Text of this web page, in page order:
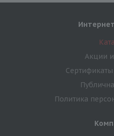
Акции
Политика